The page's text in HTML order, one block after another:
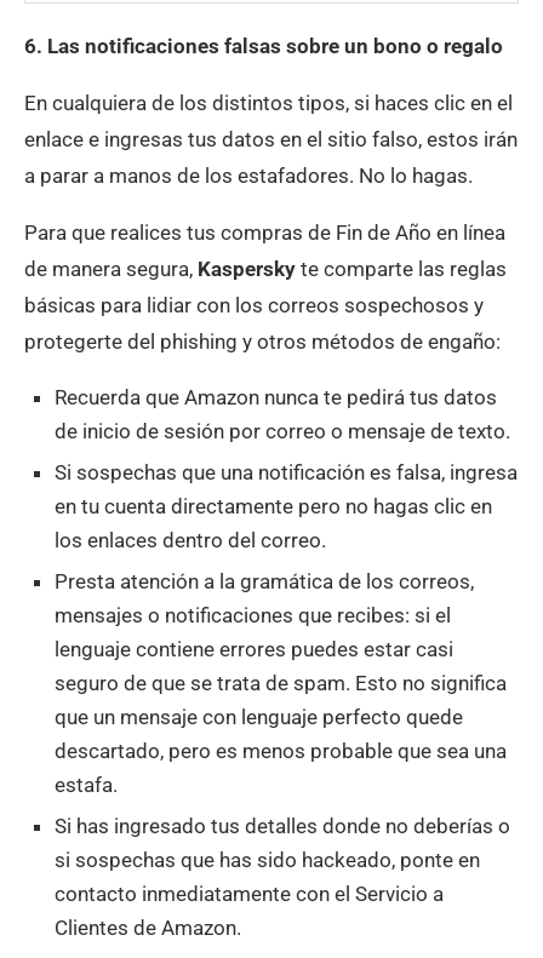
6. Las notificaciones falsas sobre un bono o regalo
En cualquiera de los distintos tipos, si haces clic en el
enlace e ingresas tus datos en el sitio falso, estos irán
a parar a manos de los estafadores. No lo hagas.
Para que realices tus compras de Fin de Año en línea
de manera segura, Kaspersky te comparte las reglas
básicas para lidiar con los correos sospechosos y
protegerte del phishing y otros métodos de engaño:
Recuerda que Amazon nunca te pedirá tus datos
de inicio de sesión por correo o mensaje de texto.
Si sospechas que una notificación es falsa, ingresa
en tu cuenta directamente pero no hagas clic en
los enlaces dentro del correo.
Presta atención a la gramática de los correos,
mensajes o notificaciones que recibes: si el
lenguaje contiene errores puedes estar casi
seguro de que se trata de spam. Esto no significa
que un mensaje con lenguaje perfecto quede
descartado, pero es menos probable que sea una
estafa.
Si has ingresado tus detalles donde no deberías o
si sospechas que has sido hackeado, ponte en
contacto inmediatamente con el Servicio a
Clientes de Amazon.